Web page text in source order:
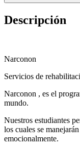
Descripción
Narconon
Servicios de
Narconon , es el
mundo.
Nuestros estudiantes
los cuales se
emocionalmente.